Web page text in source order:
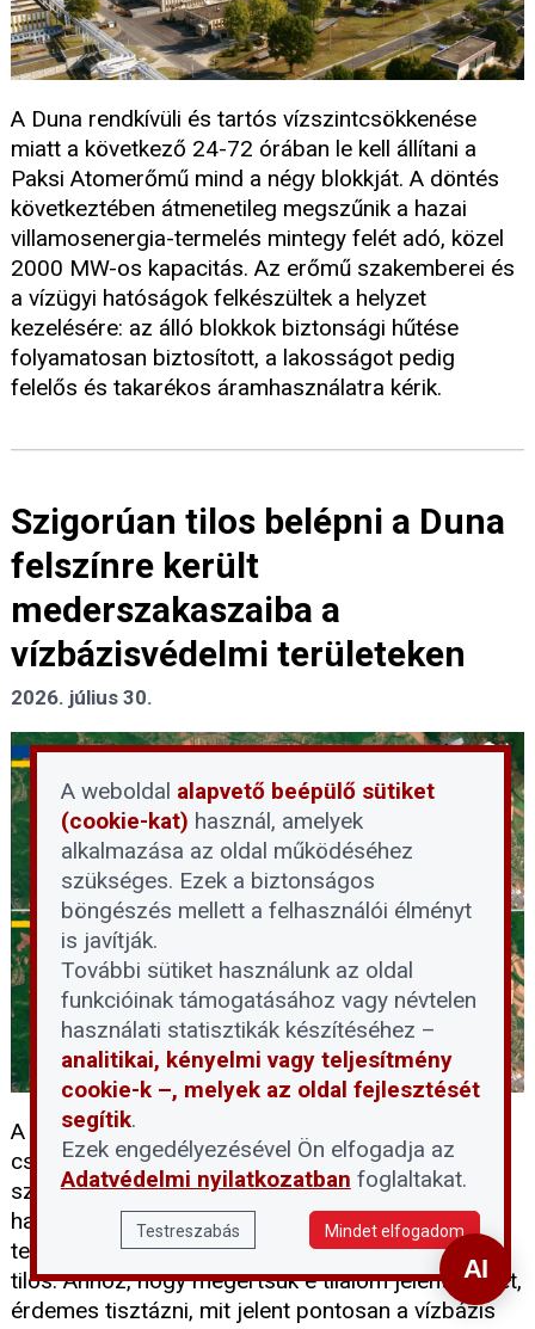
A Duna rendkívüli és tartós vízszintcsökkenése
miatt a következő 24-72 órában le kell állítani a
Paksi Atomerőmű mind a négy blokkját. A döntés
következtében átmenetileg megszűnik a hazai
villamosenergia-termelés mintegy felét adó, közel
2000 MW-os kapacitás. Az erőmű szakemberei és
a vízügyi hatóságok felkészültek a helyzet
kezelésére: az álló blokkok biztonsági hűtése
folyamatosan biztosított, a lakosságot pedig
felelős és takarékos áramhasználatra kérik.
Szigorúan tilos belépni a Duna
felszínre került
mederszakaszaiba a
vízbázisvédelmi területeken
2026. július 30.
A rekordalacsony dunai vízállás idején sokan
csábítónak találják, hogy besétáljanak a folyó
szárazzá vált medrébe, ám a Fővárosi Vízművek
határozottan figyelmeztet: a vízbázisvédelmi
területekre belépni és ott tartózkodni szigorúan
tilos. Ahhoz, hogy megértsük e tilalom jelentőségét,
érdemes tisztázni, mit jelent pontosan a vízbázis
A weboldal alapvető beépülő sütiket
(cookie-kat) használ, amelyek
alkalmazása az oldal működéséhez
szükséges. Ezek a biztonságos
böngészés mellett a felhasználói élményt
is javítják.
További sütiket használunk az oldal
funkcióinak támogatásához vagy névtelen
használati statisztikák készítéséhez –
analitikai, kényelmi vagy teljesítmény
cookie-k –, melyek az oldal fejlesztését
segítik.
Ezek engedélyezésével Ön elfogadja az
Adatvédelmi nyilatkozatban foglaltakat.
Testreszabás Mindet elfogadom